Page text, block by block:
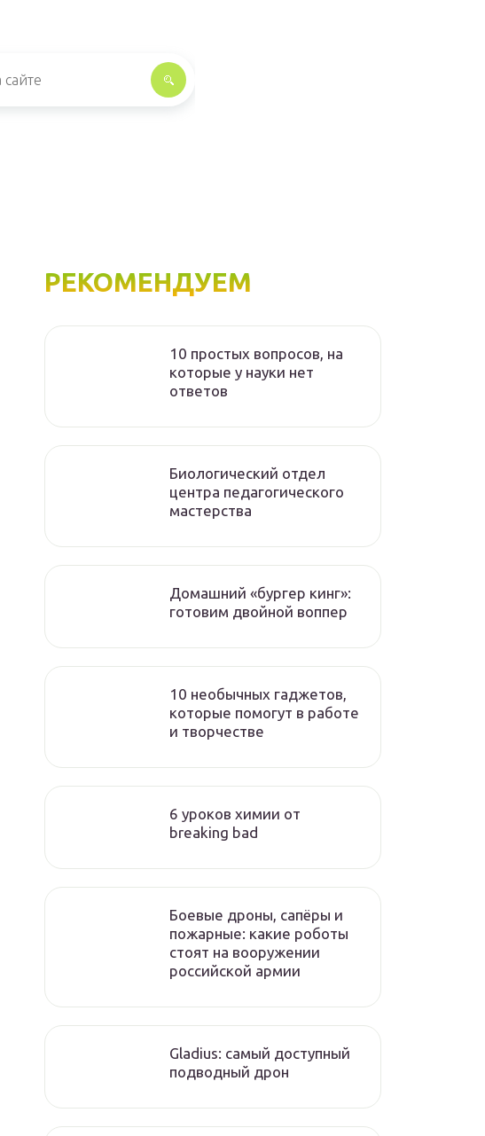
РЕКОМЕНДУЕМ
10 простых вопросов, на
которые у науки нет
ответов
Биологический отдел
центра педагогического
мастерства
Домашний «бургер кинг»:
готовим двойной воппер
10 необычных гаджетов,
которые помогут в работе
и творчестве
6 уроков химии от
breaking bad
Боевые дроны, сапёры и
пожарные: какие роботы
стоят на вооружении
российской армии
Gladius: самый доступный
подводный дрон